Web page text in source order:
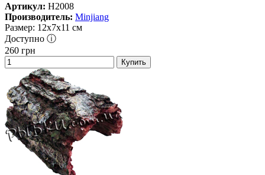
Артикул: H2008
Производитель: Minjiang
Размер: 12х7х11 см
Доступно ⓘ
260 грн
Купить